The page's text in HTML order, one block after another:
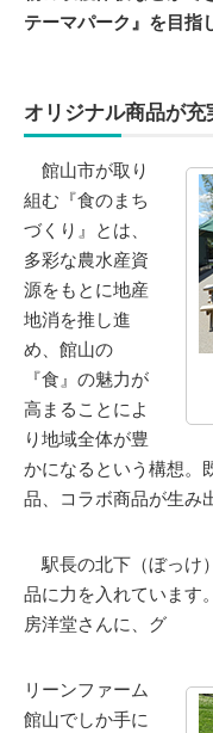
テーマパーク』を目指
オリジナル商品が充
館山市が取り
組む『食のまち
づくり』とは、
多彩な農水産資
源をもとに地産
地消を推し進
め、館山の
『食』の魅力が
高まることによ
り地域全体が豊
かになるという構想。
品、コラボ商品が生み
駅長の北下（ぼっけ
品に力を入れています
房洋堂さんに、グ
リーンファーム
館山でしか手に